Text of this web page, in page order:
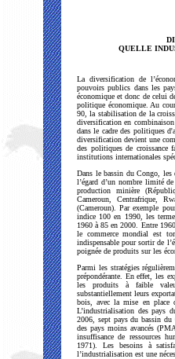
D
QUELLE
La diversification de
pouvoirs publics dans les
économique et donc de celui
politique économique. Au
90, la stabilisation de la
diversification en
dans le cadre des politiques
diversification devient une
des politiques de croissance
institutions internationales
Dans le bassin du Congo, les
l’égard d’un nombre limité
production minière
Cameroun, Centrafrique,
(Cameroun). Par exemple
indice 100 en 1990, les
1960 à 85 en 2000. Entre
le commerce mondial est
indispensable pour sortir de
poignée de produits sur les
Parmi les stratégies
prépondérante. En effet, les
les produits à faible
substantiellement leurs
bois, avec la mise en place
L’industrialisation des pays
2006, sept pays du bassin du
des pays moins avancés
insuffisance de ressources
1971). Les besoins à
l’industrialisation est une